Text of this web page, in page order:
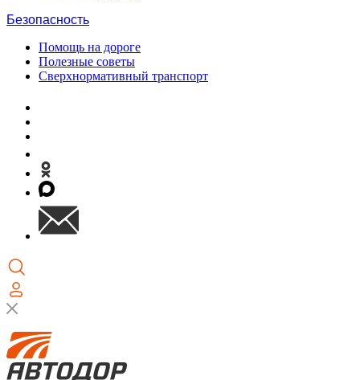
Безопасность
Помощь на дороге
Полезные советы
Сверхнормативный транспорт